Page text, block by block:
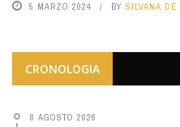
5 MARZO 2024 BY SILVANA DE
CRONOLOGIA
8 AGOSTO 2026